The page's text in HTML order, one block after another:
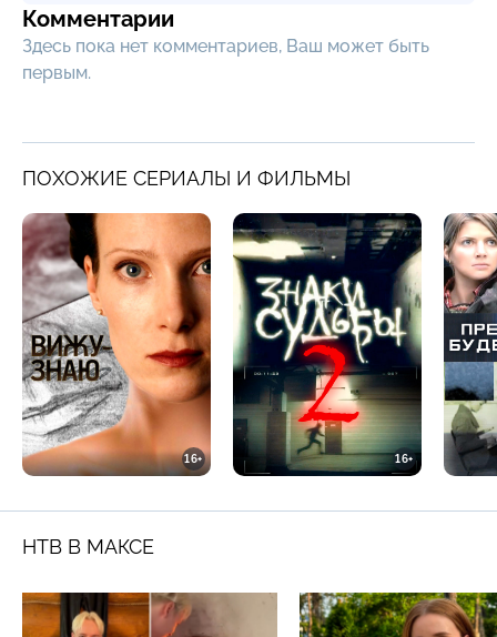
Комментарии
Здесь пока нет комментариев, Ваш может быть
первым.
ПОХОЖИЕ СЕРИАЛЫ И ФИЛЬМЫ
16+ 16+
НТВ В МАКСЕ